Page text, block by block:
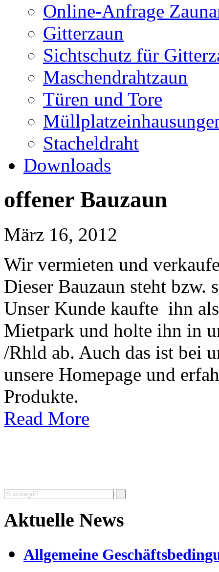
Online-Anfrage
Gitterzaun
Sichtschutz für
Maschendrahtzaun
Türen und Tore
Stacheldraht
Downloads
offener Bauzaun
März 16, 2012
Wir vermieten und
Dieser Bauzaun steht bzw.
Unser Kunde kaufte ihn
Mietpark und holte ihn in
/Rhld ab. Auch das ist bei
unsere Homepage und
Produkte.
Read More
Aktuelle News
Allgemeine